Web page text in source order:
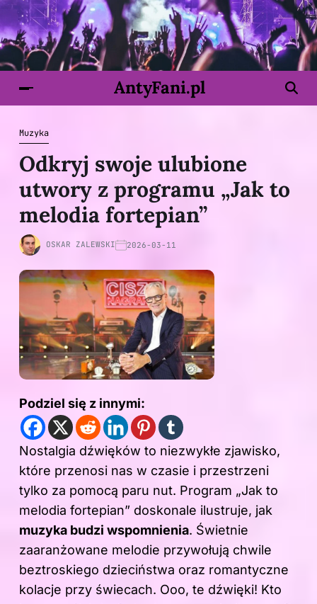
AntyFani.pl
Muzyka
Odkryj swoje ulubione
utwory z programu „Jak to
melodia fortepian”
OSKAR ZALEWSKI 2026-03-11
Podziel się z innymi:
Nostalgia dźwięków to niezwykłe zjawisko,
które przenosi nas w czasie i przestrzeni
tylko za pomocą paru nut. Program „Jak to
melodia fortepian” doskonale ilustruje, jak
muzyka budzi wspomnienia. Świetnie
zaaranżowane melodie przywołują chwile
beztroskiego dzieciństwa oraz romantyczne
kolacje przy świecach. Ooo, te dźwięki! Kto